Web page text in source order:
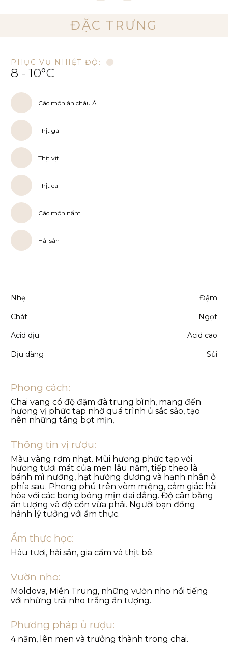
ĐẶC TRƯNG
PHỤC VỤ NHIỆT ĐỘ:
8 - 10°C
Nhẹ Đậm
Chát Ngọt
Acid dịu Acid cao
Dịu dàng Sủi
Các món ăn châu Á
Thịt gà
Thịt vịt
Thịt cá
Các món nấm
Hải sản
Phong cách:
Chai vang có độ đậm đà trung bình, mang đến
hương vị phức tạp nhờ quá trình ủ sắc sảo, tạo
nên những tầng bọt mịn,
Thông tin vị rượu:
Màu vàng rơm nhạt. Mùi hương phức tạp với
hương tươi mát của men lâu năm, tiếp theo là
bánh mì nướng, hạt hướng dương và hạnh nhân ở
phía sau. Phong phú trên vòm miệng, cảm giác hài
hòa với các bong bóng mịn dai dẳng. Độ cân bằng
ấn tượng và độ cồn vừa phải. Người bạn đồng
hành lý tưởng với ẩm thực.
Ẩm thực học:
Hàu tươi, hải sản, gia cầm và thịt bê.
Vườn nho:
Moldova, Miền Trung, những vườn nho nổi tiếng
với những trái nho trắng ấn tượng.
Phương pháp ủ rượu:
4 năm, lên men và trưởng thành trong chai.